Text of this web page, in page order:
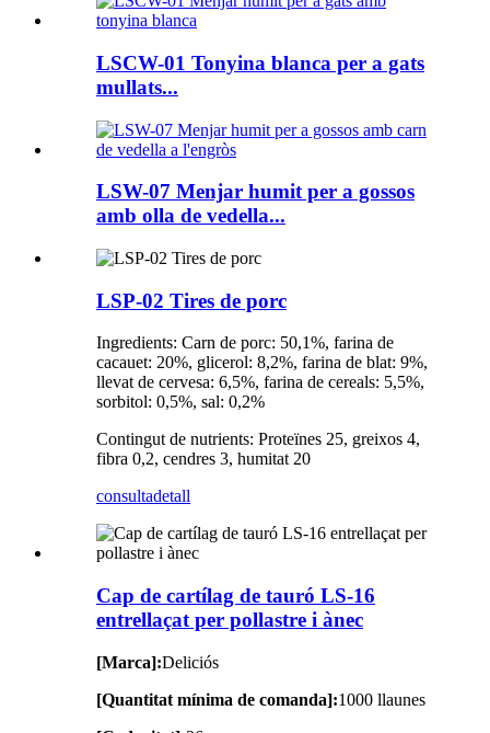
LSCW-01 Tonyina blanca per a gats
mullats...
LSW-07 Menjar humit per a gossos
amb olla de vedella...
LSP-02 Tires de porc
Ingredients: Carn de porc: 50,1%, farina de
cacauet: 20%, glicerol: 8,2%, farina de blat: 9%,
llevat de cervesa: 6,5%, farina de cereals: 5,5%,
sorbitol: 0,5%, sal: 0,2%
Contingut de nutrients: Proteïnes 25, greixos 4,
fibra 0,2, cendres 3, humitat 20
consultadetall
Cap de cartílag de tauró LS-16
entrellaçat per pollastre i ànec
[Marca]:Deliciós
[Quantitat mínima de comanda]:1000 llaunes